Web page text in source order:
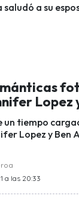
a su
Lopez
un tiempo
Lopez y Ben
a las 20:33